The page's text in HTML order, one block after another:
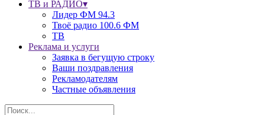
ТВ и РАДИО▾
Лидер ФМ 94.3
Твоё радио 100.6 ФМ
ТВ
Реклама и услуги
Заявка в бегущую строку
Ваши поздравления
Рекламодателям
Частные объявления